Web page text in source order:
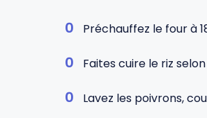
Préchauffez le four à
Faites cuire le riz
Lavez les poivrons,